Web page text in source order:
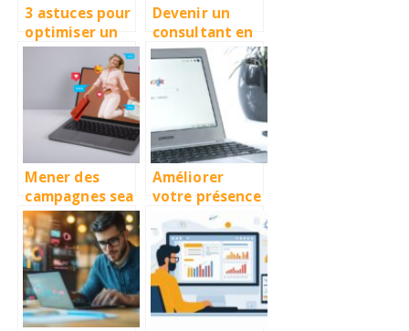
3 astuces pour
optimiser un
texte pour le
Devenir un
consultant en
référencement
, le nécessaire
à savoir
Mener des
campagnes sea
avec succes :
les meilleures
pratiques pour
ameliorer la
visibilite
Améliorer
votre présence
en ligne grâce
à des services
d’optimisation
personnalisés